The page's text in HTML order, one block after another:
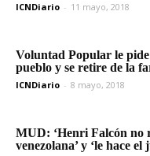
ICNDiario - 11 mayo, 2018
Voluntad Popular le
pueblo y se retire de la
ICNDiario - 8 mayo, 2018
MUD: ‘Henri Falcón no
venezolana’ y ‘le hace